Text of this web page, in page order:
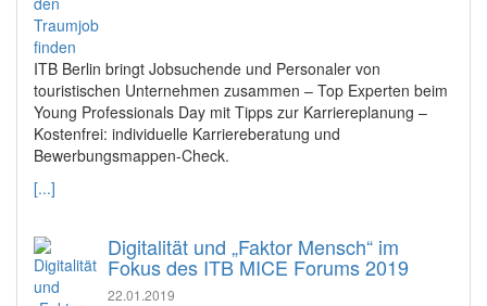
ITB Berlin bringt Jobsuchende und Personaler von
touristischen Unternehmen zusammen – Top Experten beim
Young Professionals Day mit Tipps zur Karriereplanung –
Kostenfrei: individuelle Karriereberatung und
Bewerbungsmappen-Check.
[...]
Digitalität und „Faktor Mensch“ im
Fokus des ITB MICE Forums 2019
22.01.2019